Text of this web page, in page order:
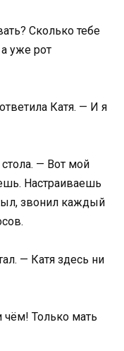
Сколько тебе
уже рот
Катя. — И я
— Вот мой
Настраиваешь
звонил каждый
— Катя здесь ни
чём! Только мать